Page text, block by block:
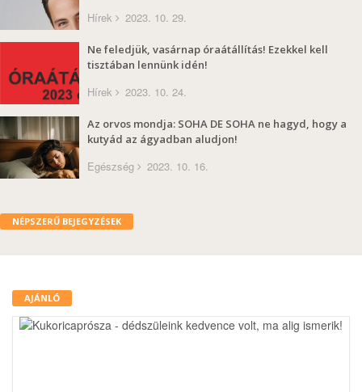
Hírek 2023. 10. 29.
Ne feledjük, vasárnap óraátállítás! Ezekkel kell
tisztában lennünk idén!
Hírek 2023. 10. 24.
Az orvos mondja: SOHA DE SOHA ne hagyd, hogy a
kutyád az ágyadban aludjon!
Egészség 2023. 10. 16.
NÉPSZERŰ BEJEGYZÉSEK
AJÁNLÓ